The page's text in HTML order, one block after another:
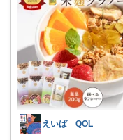
えいば QOL